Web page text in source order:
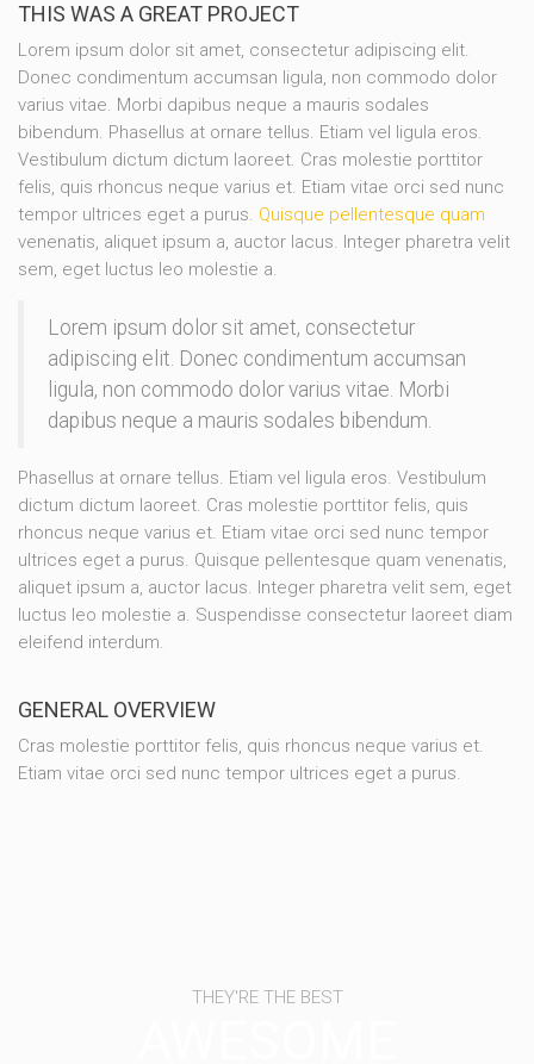
THIS WAS A GREAT PROJECT
Lorem ipsum dolor sit amet, consectetur adipiscing elit.
Donec condimentum accumsan ligula, non commodo dolor
varius vitae. Morbi dapibus neque a mauris sodales
bibendum. Phasellus at ornare tellus. Etiam vel ligula eros.
Vestibulum dictum dictum laoreet. Cras molestie porttitor
felis, quis rhoncus neque varius et. Etiam vitae orci sed nunc
tempor ultrices eget a purus. Quisque pellentesque quam
venenatis, aliquet ipsum a, auctor lacus. Integer pharetra velit
sem, eget luctus leo molestie a.
Lorem ipsum dolor sit amet, consectetur
adipiscing elit. Donec condimentum accumsan
ligula, non commodo dolor varius vitae. Morbi
dapibus neque a mauris sodales bibendum.
Phasellus at ornare tellus. Etiam vel ligula eros. Vestibulum
dictum dictum laoreet. Cras molestie porttitor felis, quis
rhoncus neque varius et. Etiam vitae orci sed nunc tempor
ultrices eget a purus. Quisque pellentesque quam venenatis,
aliquet ipsum a, auctor lacus. Integer pharetra velit sem, eget
luctus leo molestie a. Suspendisse consectetur laoreet diam
eleifend interdum.
GENERAL OVERVIEW
Cras molestie porttitor felis, quis rhoncus neque varius et.
Etiam vitae orci sed nunc tempor ultrices eget a purus.
THEY'RE THE BEST